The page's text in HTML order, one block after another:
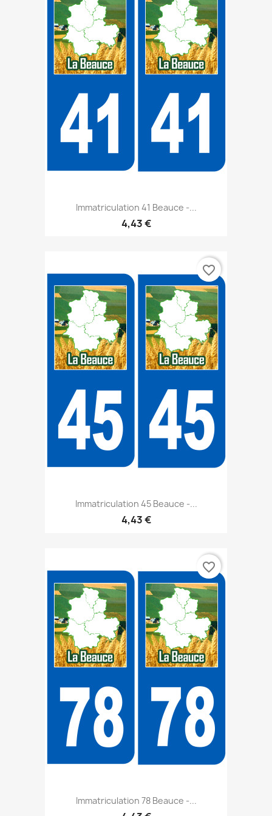
Immatriculation 41 Beauce -...
4,43 €
Immatriculation 45 Beauce -...
4,43 €
favorite_border
Immatriculation 78 Beauce -...
favorite_border